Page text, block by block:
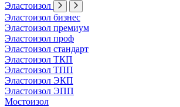
Эластоизол
Эластоизол бизнес
Эластоизол премиум
Эластоизол проф
Эластоизол стандарт
Эластоизол ТКП
Эластоизол ТПП
Эластоизол ЭКП
Эластоизол ЭПП
Мостоизол